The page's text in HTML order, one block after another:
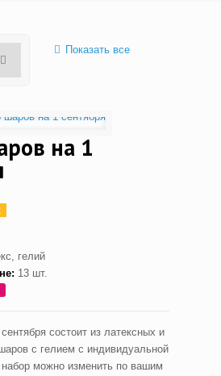
Показать все
на 1
гелий
13 шт.
состоит из латексных и
с гелием с индивидуальной
можно изменить по вашим